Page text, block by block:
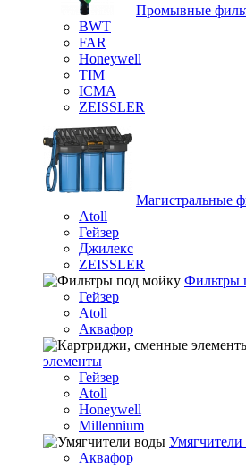
Промывные
BWT
FAR
Honeywell
TIM
ICMA
ZEISSLER
Магистральные
Atoll
Гейзер
Джилекс
ZEISSLER
Фильтры
Гейзер
Atoll
Аквафор
элементы
Гейзер
Atoll
Honeywell
Millennium
Аквафор